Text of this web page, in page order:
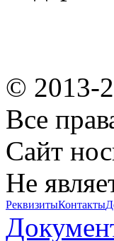
© 2013-
Все
Сайт
Не
РеквизитыКонтакты